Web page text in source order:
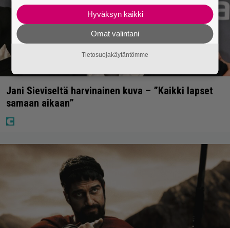
Jani Sieviseltä harvinainen kuva – ”Kaikki lapset
samaan aikaan”
Hyväksyn kaikki
Omat valintani
Tietosuojakäytäntömme